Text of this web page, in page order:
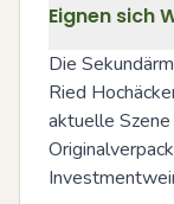
Eignen sich
Die
Ried
aktuelle